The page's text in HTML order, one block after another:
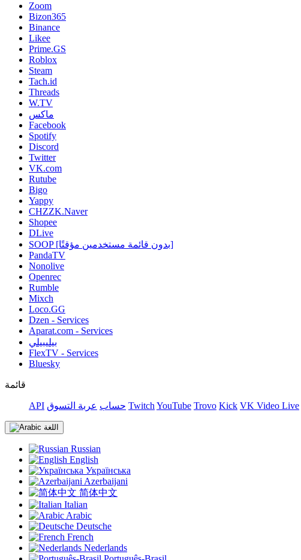
Zoom
Bizon365
Binance
Likee
Prime.GS
Roblox
Steam
Tach.id
Threads
W.TV
ماكس
Facebook
Spotify
Discord
Twitter
VK.com
Rutube
Bigo
Yappy
CHZZK.Naver
Shopee
DLive
SOOP [بدون قائمة مستخدمين مؤقتًا]
PandaTV
Nonolive
Openrec
Rumble
Mixch
Loco.GG
Dzen - Services
Aparat.com - Services
بيليبيلي
FlexTV - Services
Bluesky
قائمة
API حساب عربة التسوق Twitch YouTube Trovo Kick VK Video Live
اللغة
Russian
English
Українська
Azerbaijani
简体中文
Italian
Arabic
Deutsche
French
Nederlands